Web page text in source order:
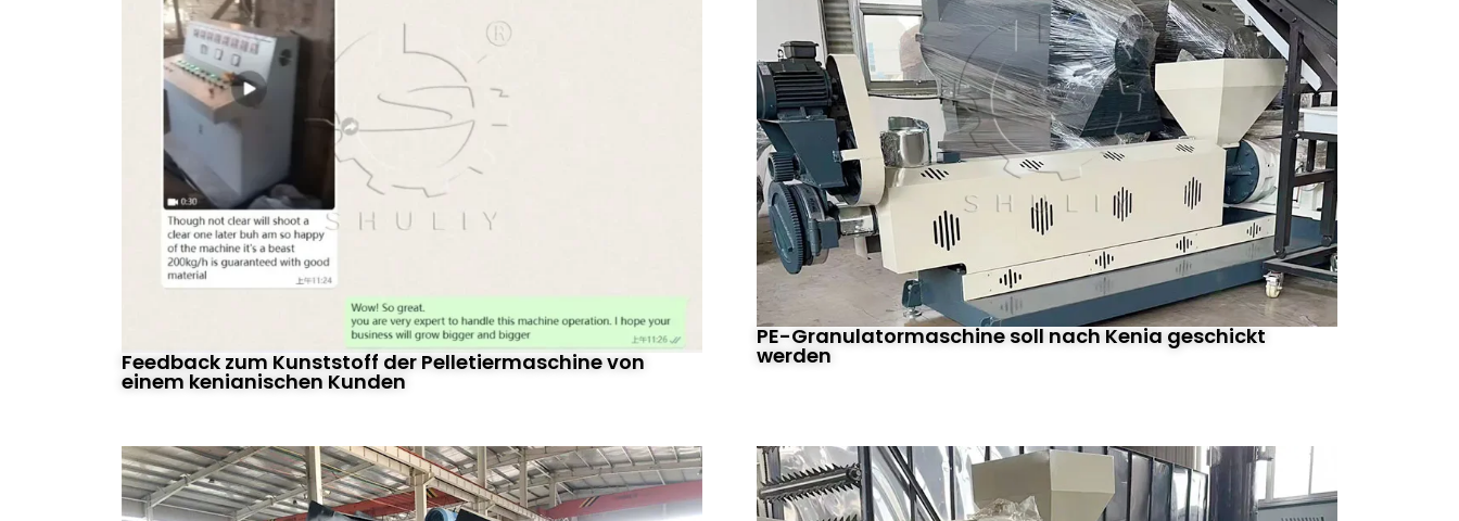
Feedback zum Kunststoff der Pelletiermaschine von
einem kenianischen Kunden
PE-Granulatormaschine soll nach Kenia geschickt
werden